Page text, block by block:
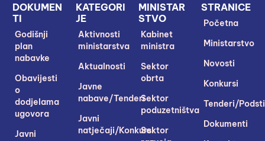
STRANICE
Početna
Ministarstvo
Novosti
Konkursi
Tenderi/
Dokumenti
MINISTAR
STVO
Kabinet
ministra
Sektor
obrta
Sektor
poduzetništva
Sektor
KATEGORI
JE
Aktivnosti
ministarstva
Aktualnosti
Javne
nabave/Tenderi
Javni
natječaji/Konkursi
DOKUMEN
TI
Godišnji
plan
nabavke
Obavijesti
o
dodjelama
ugovora
Javni